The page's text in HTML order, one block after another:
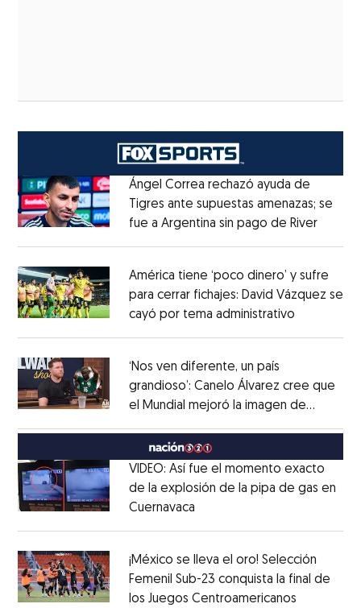
Ángel Correa rechazó ayuda de
Tigres ante supuestas amenazas; se
fue a Argentina sin pago de RiverOpens
América tiene ‘poco dinero’ y sufre
para cerrar fichajes: David Vázquez se
cayó por tema administrativo
‘Nos ven diferente, un país
grandioso’: Canelo Álvarez cree que
el Mundial mejoró la imagen de
MéxicoOpens in new window
VIDEO: Así fue el momento exacto
de la explosión de la pipa de gas en
Cuernavaca
¡México se lleva el oro! Selección
Femenil Sub-23 conquista la final de
los Juegos Centroamericanos